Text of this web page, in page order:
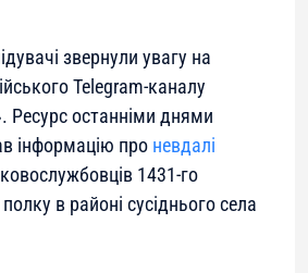
звернули увагу на
Telegram-каналу
Ресурс останніми днями
інформацію про невдалі
1431-го
в районі сусіднього села